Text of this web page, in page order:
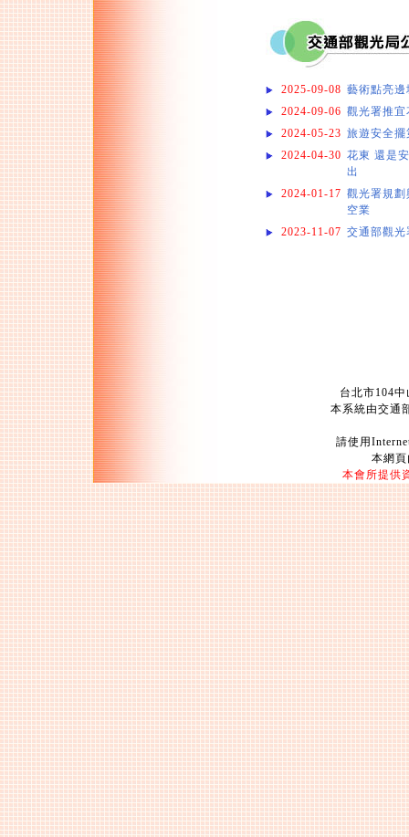
2025-09-08 藝術點亮
2024-09-06 觀光署推宜
2024-05-23 旅遊安全
2024-04-30 花東 還是
出
2024-01-17 觀光署規
空業
2023-11-07 交通部觀
台北市104
本系統由交通
請使用
本網
本會所提供